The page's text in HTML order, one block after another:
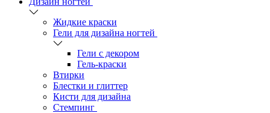
Жидкие краски
Гели для дизайна ногтей
Гели с декором
Гель-краски
Втирки
Блестки и глиттер
Кисти для дизайна
Стемпинг